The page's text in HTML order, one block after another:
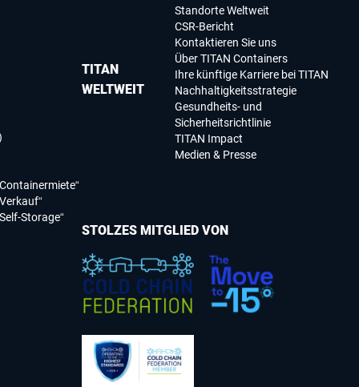
TITAN
WELTWEIT
Standorte Weltweit
CSR-Bericht
Kontaktieren Sie uns
Über TITAN Containers
Ihre künftige Karriere bei TITAN
Nachhaltigkeitsstrategie
Gesundheits- und
Sicherheitsrichtlinie
TITAN Impact
Medien & Presse
Storage“
STOLZES MITGLIED VON